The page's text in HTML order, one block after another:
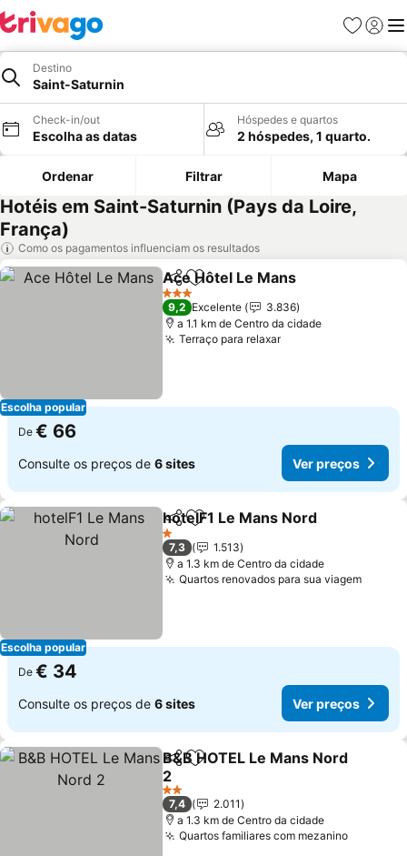
Favoritos
Iniciar
Destino
Saint-Saturnin
Check-in/out
Escolha as datas
Hóspedes e quartos
2 hóspedes, 1 quarto.
Ordenar Filtrar Mapa
Hotéis em Saint-Saturnin (Pays da Loire,
França)
Como os pagamentos influenciam os resultados
Escolha popular
PartilharAdicionar aos favoritos
Ace Hôtel Le Mans
3 Estrelas
9,2 Excelente
3.836
a 1.1 km de Centro da cidade
Terraço para relaxarVer preços
De € 66
Consulte os preços de 6 sites Ver preços
Escolha popular
PartilharAdicionar aos favoritos
hotelF1 Le Mans Nord
1 Estrelas
7,3
1.513
a 1.3 km de Centro da cidade
Quartos renovados para sua viagemVer
De € 34
Consulte os preços de 6 sites Ver preços
PartilharAdicionar aos favoritos
B&B HOTEL Le Mans Nord
2
Ver preços
2 Estrelas
7,4
2.011
a 1.3 km de Centro da cidade
Quartos familiares com mezaninoVer